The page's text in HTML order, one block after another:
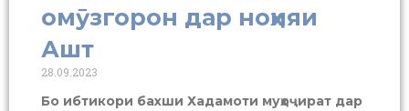
омӯзгорон дар ноҳияи
Ашт
28.09.2023
Бо ибтикори бахши Хадамоти муҳоҷират дар